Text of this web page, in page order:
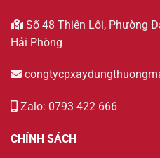
Số 48 Thiên Lôi, Phường
Hải Phòng
Zalo: 0793 422 666
CHÍNH SÁCH